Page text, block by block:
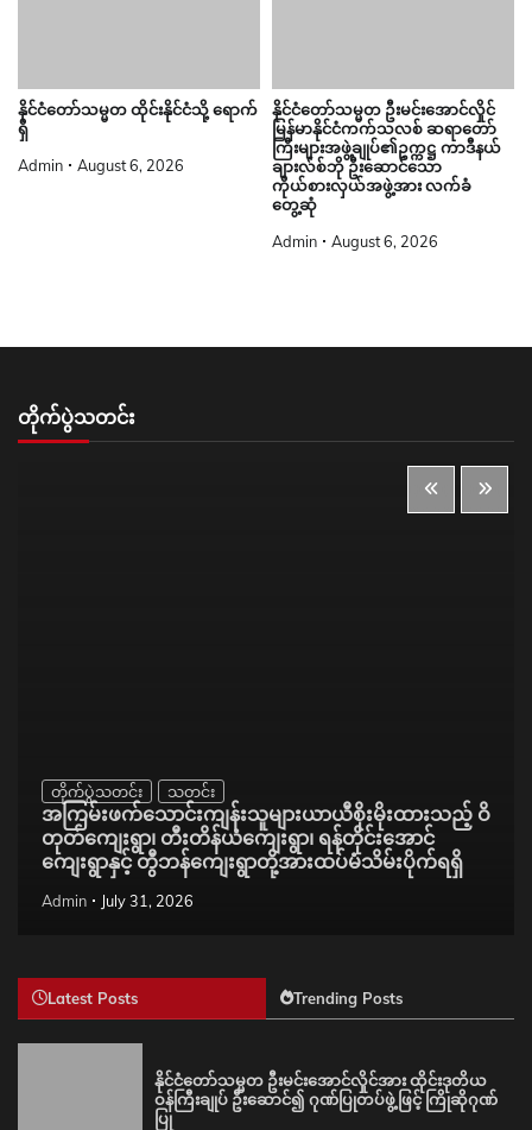
နိုင်ငံတော်သမ္မတ ထိုင်းနိုင်ငံသို့ ရောက်
ရှိ
Admin August 6, 2026
နိုင်ငံတော်သမ္မတ ဦးမင်းအောင်လှိုင်
မြန်မာနိုင်ငံကက်သလစ် ဆရာတော်
ကြီးများအဖွဲ့ချုပ်၏ဥက္ကဋ္ဌ ကာဒီနယ်
ချားလ်စ်ဘို ဦးဆောင်သော
ကိုယ်စားလှယ်အဖွဲ့အား လက်ခံ
တွေ့ဆုံ
Admin August 6, 2026
တိုက်ပွဲသတင်း
တိုက်ပွဲသတင်း သတင်း
အကြမ်းဖက်သောင်းကျန်းသူများယာယီစိုးမိုးထားသည့် ဝိ
တုတ်ကျေးရွာ၊ တီးတိန်ယံကျေးရွာ၊ ရန်တိုင်းအောင်
ကျေးရွာနှင့် တွီဘန်ကျေးရွာတို့အားထပ်မံသိမ်းပိုက်ရရှိ
Admin July 31, 2026
Latest Posts Trending Posts
နိုင်ငံတော်သမ္မတ ဦးမင်းအောင်လှိုင်အား ထိုင်းဒုတိယ
ဝန်ကြီးချုပ် ဦးဆောင်၍ ဂုဏ်ပြုတပ်ဖွဲ့ဖြင့် ကြိုဆိုဂုဏ်
ပြု